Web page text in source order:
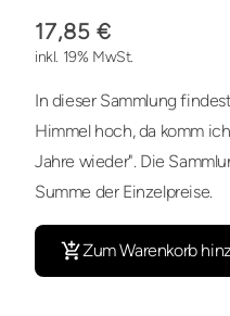
17,85 €
inkl. 19% MwSt.
In dieser Sammlung
Himmel hoch, da komm
Jahre wieder". Die
Summe der Einzelpreise.
Zum Warenkorb